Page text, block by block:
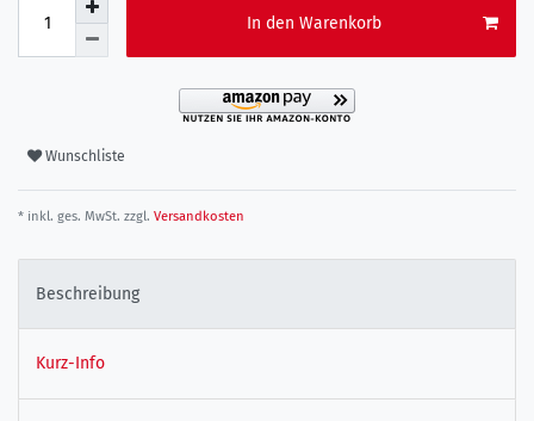
In den Warenkorb
Wunschliste
* inkl. ges. MwSt. zzgl. Versandkosten
Beschreibung
Kurz-Info